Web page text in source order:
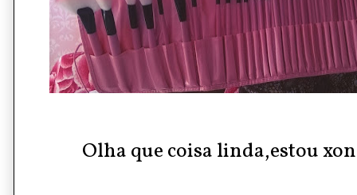
Olha que coisa linda,estou